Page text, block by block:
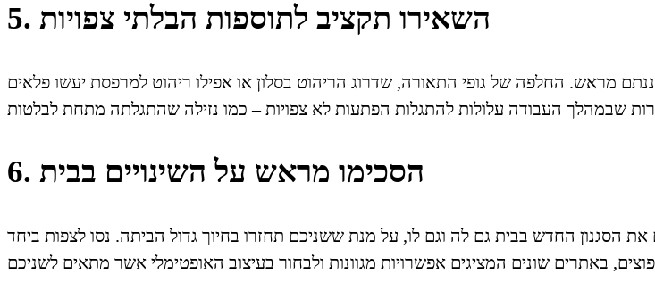
5. השאירו תקציב לתוספות הבלתי צפויות
מראש. החלפה של גופי התאורה, שדרוג הריהוט בסלון או אפילו ריהוט למרפסת יעשו פלאים
6. הסכימו מראש על השינויים בבית
הסגנון החדש בבית גם לה וגם לו, על מנת ששניכם תחזרו בחיוך גדול הביתה. נסו לצפות ביחד